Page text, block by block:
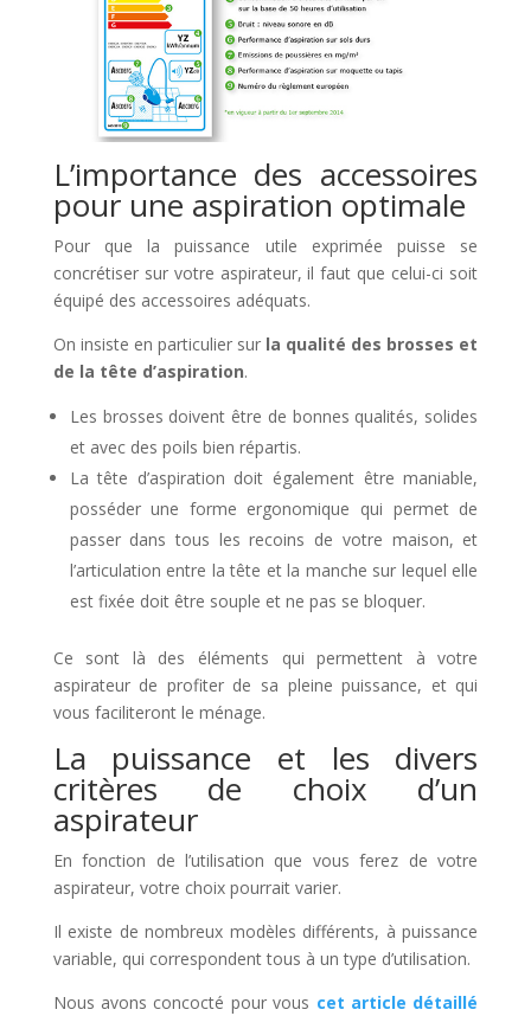
L’importance des accessoires
pour une aspiration optimale
Pour que la puissance utile exprimée puisse se
concrétiser sur votre aspirateur, il faut que celui-ci soit
équipé des accessoires adéquats.
On insiste en particulier sur la qualité des brosses et
de la tête d’aspiration.
Les brosses doivent être de bonnes qualités, solides
et avec des poils bien répartis.
La tête d’aspiration doit également être maniable,
posséder une forme ergonomique qui permet de
passer dans tous les recoins de votre maison, et
l’articulation entre la tête et la manche sur lequel elle
est fixée doit être souple et ne pas se bloquer.
Ce sont là des éléments qui permettent à votre
aspirateur de profiter de sa pleine puissance, et qui
vous faciliteront le ménage.
La puissance et les divers
critères de choix d’un
aspirateur
En fonction de l’utilisation que vous ferez de votre
aspirateur, votre choix pourrait varier.
Il existe de nombreux modèles différents, à puissance
variable, qui correspondent tous à un type d’utilisation.
Nous avons concocté pour vous cet article détaillé